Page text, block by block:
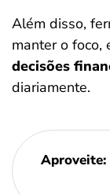
Além disso,
manter o foco,
decisões
diariamente.
Aproveite: